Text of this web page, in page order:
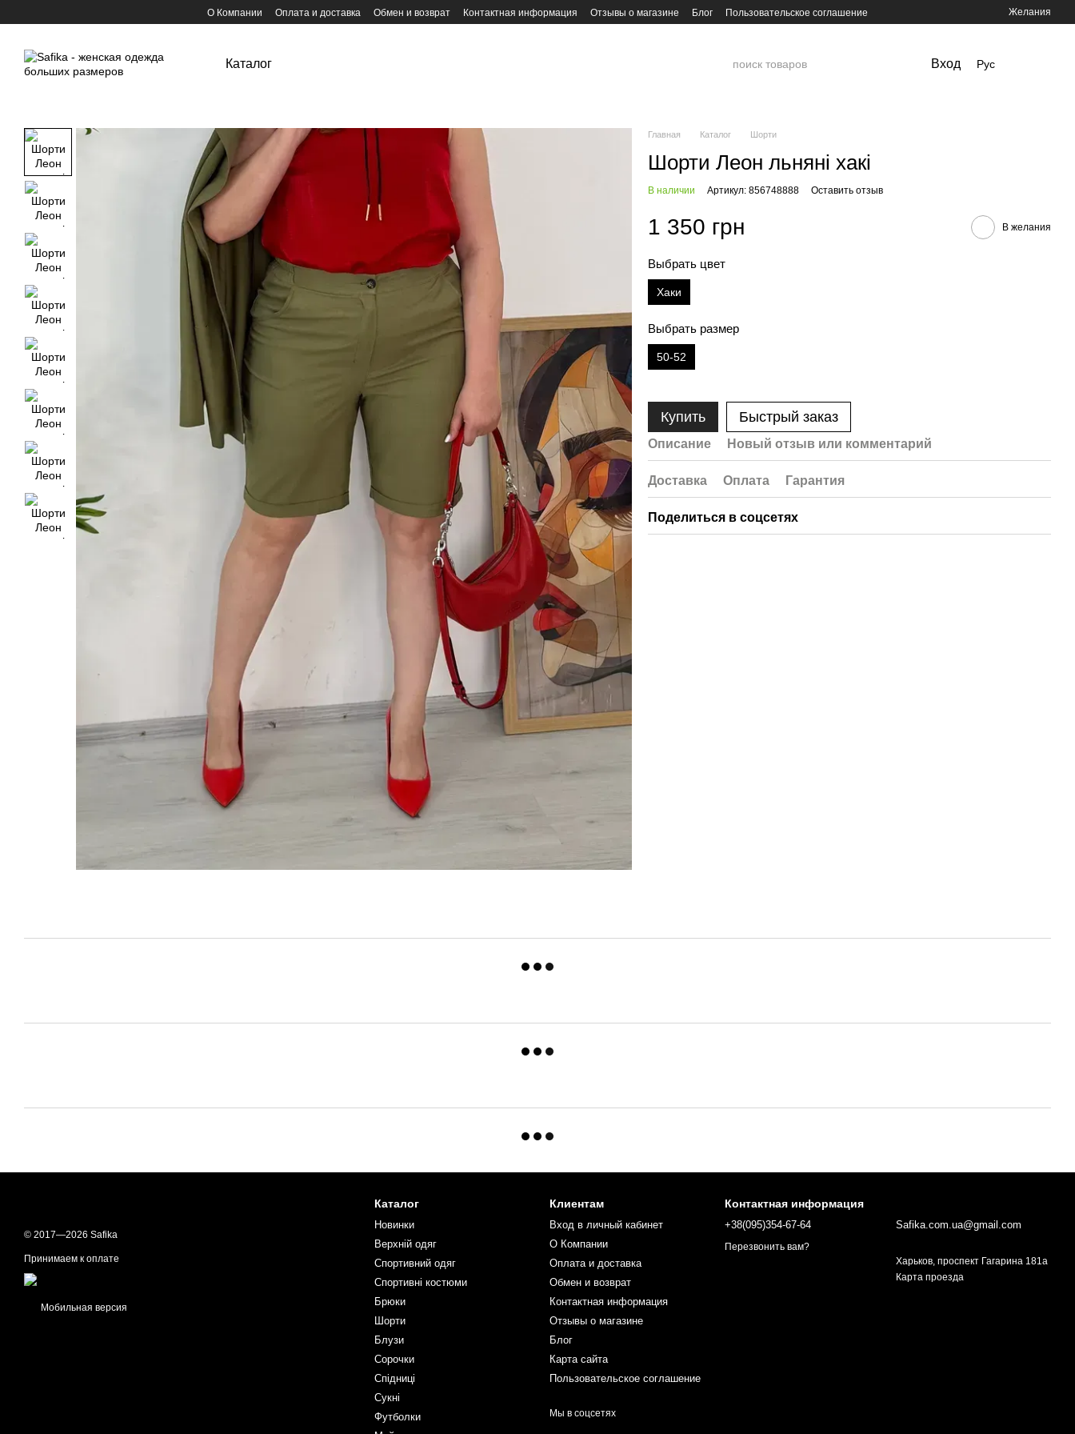
О Компании Оплата и доставка Обмен и возврат Контактная информация Отзывы о магазине Блог Пользовательское соглашение Желания
Каталог Вход Рус
Главная Каталог Шорти
Шорти Леон льняні хакі
В наличии Артикул: 856748888 Оставить отзыв
1 350 грн В желания
Выбрать цвет
Хаки
Выбрать размер
50-52
Купить Быстрый заказ
Описание Новый отзыв или комментарий
Доставка Оплата Гарантия
Поделиться в соцсетях
© 2017—2026 Safika
Принимаем к оплате
Мобильная версия
Каталог
Новинки
Верхній одяг
Спортивний одяг
Спортивні костюми
Брюки
Шорти
Блузи
Сорочки
Спідниці
Сукні
Футболки
Клиентам
Вход в личный кабинет
О Компании
Оплата и доставка
Обмен и возврат
Контактная информация
Отзывы о магазине
Блог
Карта сайта
Пользовательское соглашение
Мы в соцсетях
Контактная информация
+38(095)354-67-64
Перезвонить вам?
Safika.com.ua@gmail.com
Харьков, проспект Гагарина 181а
Карта проезда